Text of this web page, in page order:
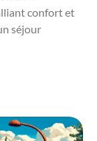
confort et
séjour